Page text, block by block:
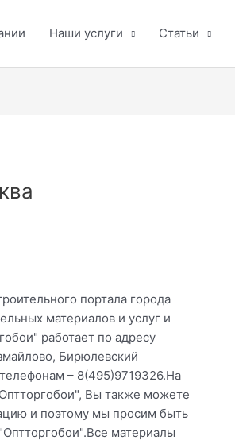
Наши услуги Статьи
портала города
материалов и услуг и
работает по адресу
Бирюлевский
– 8(495)9719326.На
Вы также можете
и поэтому мы просим быть
материалы